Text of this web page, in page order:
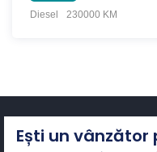
Diesel
230000 KM
Ești un